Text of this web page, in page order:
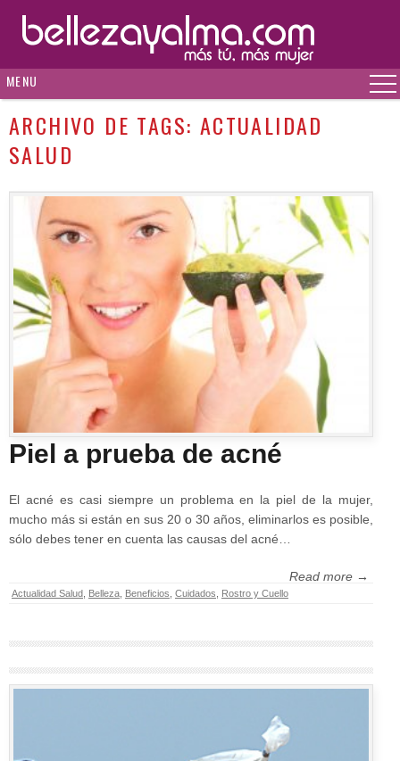
MENU
ARCHIVO DE TAGS: ACTUALIDAD
SALUD
Piel a prueba de acné
El acné es casi siempre un problema en la piel de la mujer,
mucho más si están en sus 20 o 30 años, eliminarlos es posible,
sólo debes tener en cuenta las causas del acné…
Read more →
Actualidad Salud Belleza Beneficios Cuidados Rostro y Cuello